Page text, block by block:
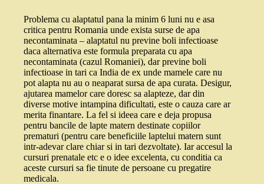
Problema cu alaptatul pana la minim 6 luni nu e asa
critica pentru Romania unde exista surse de apa
necontaminata – alaptatul nu previne boli infectioase
daca alternativa este formula preparata cu apa
necontaminata (cazul Romaniei), dar previne boli
infectioase in tari ca India de ex unde mamele care nu
pot alapta nu au o neaparat sursa de apa curata. Desigur,
ajutarea mamelor care doresc sa alapteze, dar din
diverse motive intampina dificultati, este o cauza care ar
merita finantare. La fel si ideea care e deja propusa
pentru bancile de lapte matern destinate copiilor
prematuri (pentru care beneficiile laptelui matern sunt
intr-adevar clare chiar si in tari dezvoltate). Iar accesul la
cursuri prenatale etc e o idee excelenta, cu conditia ca
aceste cursuri sa fie tinute de persoane cu pregatire
medicala.